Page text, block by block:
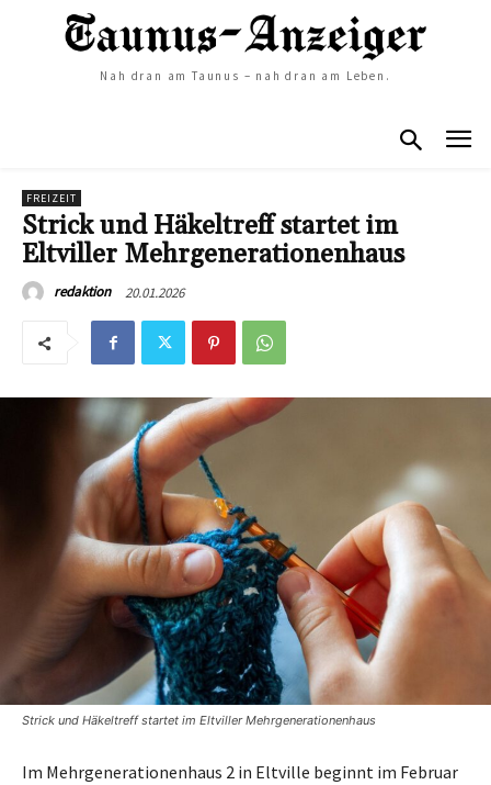
Nah dran am Taunus – nah dran am Leben.
FREIZEIT
Strick und Häkeltreff startet im
Eltviller Mehrgenerationenhaus
redaktion 20.01.2026
Strick und Häkeltreff startet im Eltviller Mehrgenerationenhaus
Im Mehrgenerationenhaus 2 in Eltville beginnt im Februar